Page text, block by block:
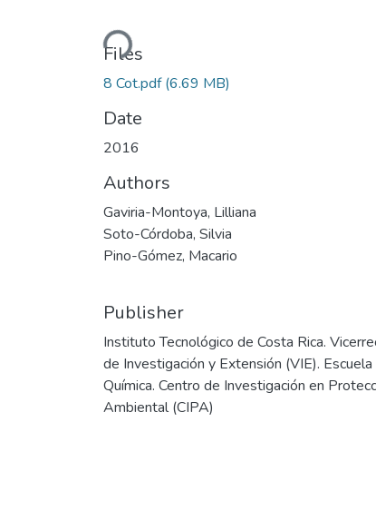
Loading...
Files
8 Cot.pdf(6.69 MB)
Date
2016
Authors
Gaviria-Montoya, Lilliana
Soto-Córdoba, Silvia
Pino-Gómez, Macario
Publisher
Instituto Tecnológico de Costa Rica.
de Investigación y Extensión (VIE). Escuela
Química. Centro de Investigación en
Ambiental (CIPA)